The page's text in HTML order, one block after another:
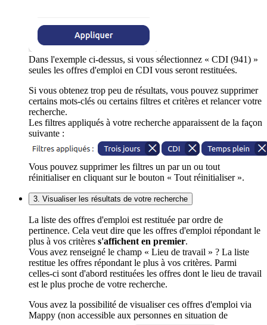
Dans l'exemple ci-dessus, si vous sélectionnez « CDI (941) »
seules les offres d'emploi en CDI vous seront restituées.
Si vous obtenez trop peu de résultats, vous pouvez supprimer
certains mots-clés ou certains filtres et critères et relancer votre
recherche.
Les filtres appliqués à votre recherche apparaissent de la façon
suivante :
Vous pouvez supprimer les filtres un par un ou tout
réinitialiser en cliquant sur le bouton « Tout réinitialiser ».
3. Visualiser les résultats de votre recherche
La liste des offres d'emploi est restituée par ordre de
pertinence. Cela veut dire que les offres d'emploi répondant le
plus à vos critères s'affichent en premier.
Vous avez renseigné le champ « Lieu de travail » ? La liste
restitue les offres répondant le plus à vos critères. Parmi
celles-ci sont d'abord restituées les offres dont le lieu de travail
est le plus proche de votre recherche.
Vous avez la possibilité de visualiser ces offres d'emploi via
Mappy (non accessible aux personnes en situation de